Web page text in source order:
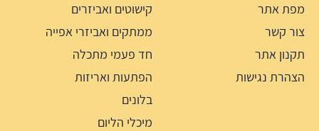
מפת אתר
צור קשר
תקנון אתר
הצהרת נגישות
קישוטים ואביזרים
ממתקים ואביזרי אפייה
חד פעמי מתכלה
הפתעות ואריזות
בלונים
מיכלי הליום